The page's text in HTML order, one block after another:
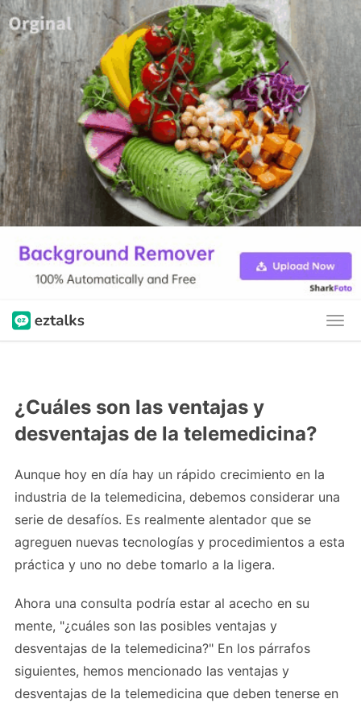
¿Cuáles son las ventajas y
desventajas de la telemedicina?
Aunque hoy en día hay un rápido crecimiento en la
industria de la telemedicina, debemos considerar una
serie de desafíos. Es realmente alentador que se
agreguen nuevas tecnologías y procedimientos a esta
práctica y uno no debe tomarlo a la ligera.
Ahora una consulta podría estar al acecho en su
mente, "¿cuáles son las posibles ventajas y
desventajas de la telemedicina?" En los párrafos
siguientes, hemos mencionado las ventajas y
desventajas de la telemedicina que deben tenerse en